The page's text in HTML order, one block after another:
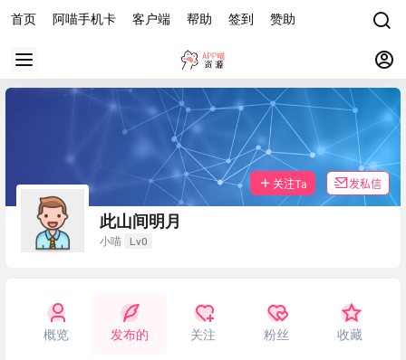
首页 阿喵手机卡 客户端 帮助 签到 赞助
此山间明月
小喵 Lv0
关注Ta 发私信
概览 发布的 关注 粉丝 收藏